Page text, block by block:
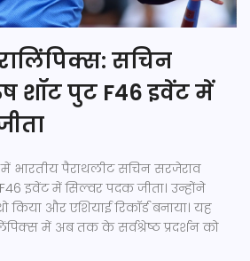
सचिन
शॉट पुट F46 इवेंट में
भारतीय पैराथलीट सचिन सरजेराव
इवेंट में सिल्वर पदक जीता। उन्होंने
किया और एशियाई रिकॉर्ड बनाया। यह
में अब तक के सर्वश्रेष्ठ प्रदर्शन को